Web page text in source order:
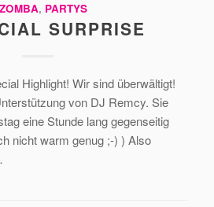
, PARTYS
SURPRISE
Highlight! Wir sind überwältigt!
von DJ Remcy. Sie
eine Stunde lang gegenseitig
nicht warm genug ;-) ) Also